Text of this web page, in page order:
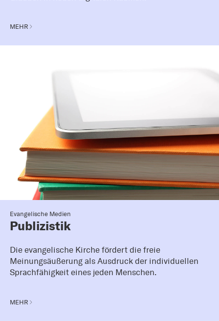
MEHR
Evangelische Medien
Publizistik
Die evangelische Kirche fördert die freie
Meinungsäußerung als Ausdruck der individuellen
Sprachfähigkeit eines jeden Menschen.
MEHR